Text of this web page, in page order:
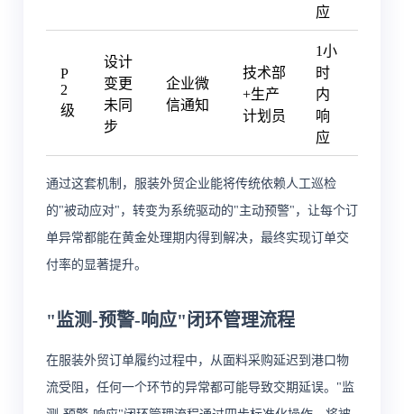
应
P
2
级
设计
变更
未同
步
企业微
信通知
技术部
+生产
计划员
1小
时
内
响
应
通过这套机制，服装外贸企业能将传统依赖人工巡检
的"被动应对"，转变为系统驱动的"主动预警"，让每个订
单异常都能在黄金处理期内得到解决，最终实现订单交
付率的显著提升。
"监测-预警-响应"闭环管理流程
在服装外贸订单履约过程中，从面料采购延迟到港口物
流受阻，任何一个环节的异常都可能导致交期延误。"监